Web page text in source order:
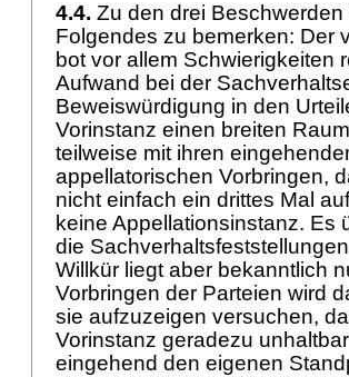
4.4. Zu den drei
Folgendes zu bemerken: Der
bot vor allem Schwierigkeiten
Aufwand bei der
Beweiswürdigung in den
Vorinstanz einen breiten
teilweise mit ihren
appellatorischen Vorbringen,
nicht einfach ein drittes Mal
keine Appellationsinstanz. Es
die
Willkür liegt aber bekanntlich
Vorbringen der Parteien wird
sie aufzuzeigen versuchen,
Vorinstanz geradezu
eingehend den eigenen